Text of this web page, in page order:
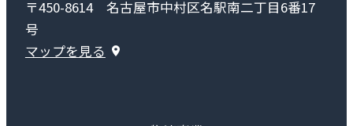
〒450-8614 名古屋市中村区名駅南二丁目6番17
号
マップを見る